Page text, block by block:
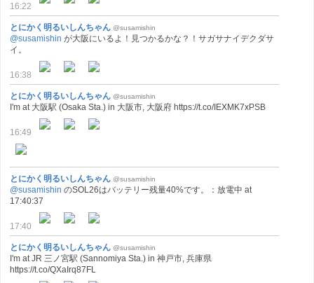
16:22
とにかく明るいしんちゃん @susamishin
@susamishin が大阪にいるよ！見つかるかな？！サガサナイデクダサ
イ。
16:38
とにかく明るいしんちゃん @susamishin
I'm at 大阪駅 (Osaka Sta.) in 大阪市, 大阪府 https://t.co/IEXMK7xPSB
16:49
とにかく明るいしんちゃん @susamishin
@susamishin のSOL26はバッテリー残量40%です。：放電中 at
17:40:37
17:40
とにかく明るいしんちゃん @susamishin
I'm at JR 三ノ宮駅 (Sannomiya Sta.) in 神戸市, 兵庫県
https://t.co/QXaIrq87FL